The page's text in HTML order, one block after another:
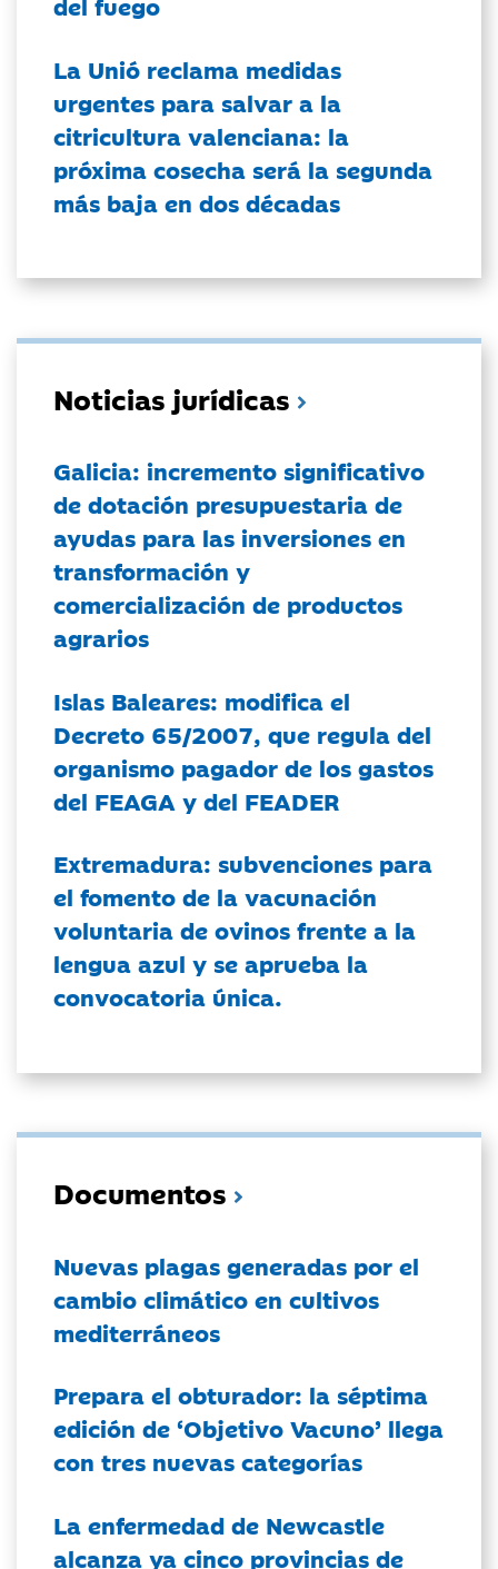
La Unió reclama medidas
urgentes para salvar a la
citricultura valenciana: la
próxima cosecha será la segunda
más baja en dos décadas
Noticias jurídicas
Galicia: incremento significativo
de dotación presupuestaria de
ayudas para las inversiones en
transformación y
comercialización de productos
agrarios
Islas Baleares: modifica el
Decreto 65/2007, que regula del
organismo pagador de los gastos
del FEAGA y del FEADER
Extremadura: subvenciones para
el fomento de la vacunación
voluntaria de ovinos frente a la
lengua azul y se aprueba la
convocatoria única.
Documentos
Nuevas plagas generadas por el
cambio climático en cultivos
mediterráneos
Prepara el obturador: la séptima
edición de ‘Objetivo Vacuno’ llega
con tres nuevas categorías
La enfermedad de Newcastle
alcanza ya cinco provincias de